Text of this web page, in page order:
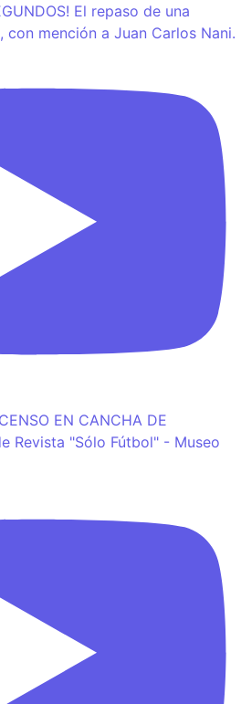
El repaso de una
con mención a Juan Carlos Nani.
EN CANCHA DE
Revista "Sólo Fútbol" - Museo